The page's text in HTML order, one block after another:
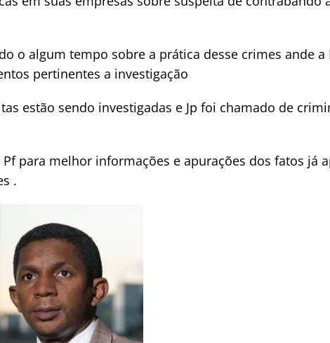
o algum tempo sobre a prática desse crimes ande a
pertinentes a investigação
estão sendo investigadas e Jp foi chamado de
para melhor informações e apurações dos fatos já
.